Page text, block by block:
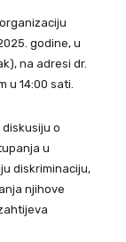
godine, u
na adresi dr.
u 14:00 sati.
o
u
diskriminaciju,
njihove